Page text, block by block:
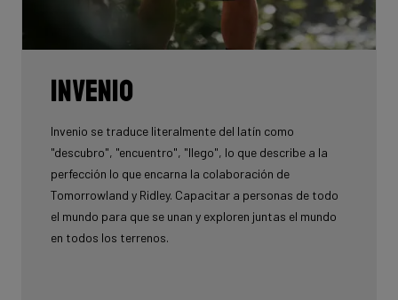
INVENIO
Invenio se traduce literalmente del latín como
"descubro", "encuentro", "llego", lo que describe a la
perfección lo que encarna la colaboración de
Tomorrowland y Ridley. Capacitar a personas de todo
el mundo para que se unan y exploren juntas el mundo
en todos los terrenos.